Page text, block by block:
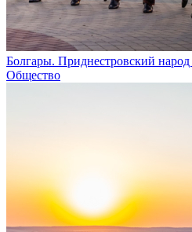
Болгары. Приднестровский народ
Общество